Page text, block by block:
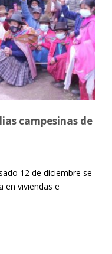
campesinas de
12 de diciembre se
en viviendas e